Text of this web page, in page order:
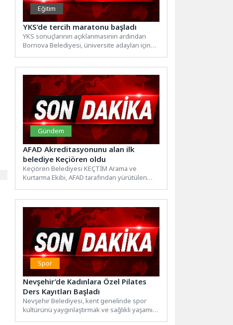
Eğitim
YKS’de tercih maratonu başladı
YKS sonuçlarının açıklanmasının ardından
Bornova Belediyesi, üniversite adayları için
Gündem
AFAD Akreditasyonunu alan ilk
belediye Keçiören oldu
Keçiören Belediyesi KEÇTİM Arama ve
Kurtarma Ekibi, AFAD tarafından yürütülen
Spor
Nevşehir’de Kadınlara Özel Pilates
Ders Kayıtları Başladı
Nevşehir Belediyesi, kent genelinde spor
kültürünü yaygınlaştırmak ve sağlıklı yaşamı